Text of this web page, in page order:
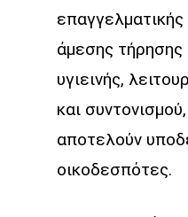
άμεσης
υγιεινής,
και συντονισμού,
αποτελούν
οικοδεσπότες.